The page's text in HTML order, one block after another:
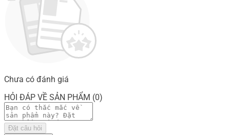
Chưa có đánh giá
HỎI ĐÁP VỀ SẢN PHẨM (0)
Đặt câu hỏi